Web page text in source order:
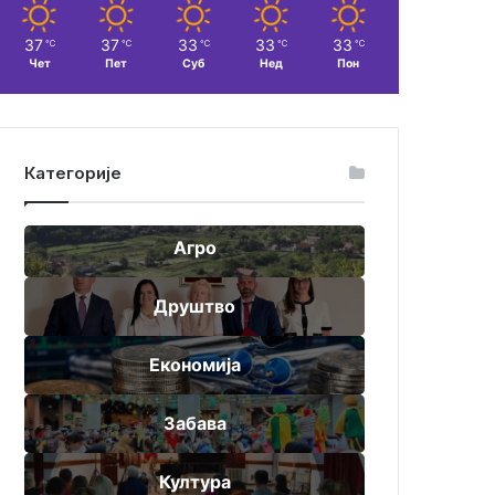
37 ℃
Чет
37 ℃
Пет
33 ℃
Суб
33 ℃
Нед
33 ℃
Пон
Категорије
Агро
Друштво
Економија
Забава
Култура